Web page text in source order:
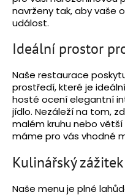
navrženy tak, aby vaše
událost.
Ideální prostor
Naše restaurace
prostředí, které je
hosté ocení elegantní
jídlo. Nezáleží na tom,
malém kruhu nebo
máme pro vás vhodné
Kulinářský zážitek
Naše menu je plné
t
ř
e
b
u
j
e
t
e
n
a
j